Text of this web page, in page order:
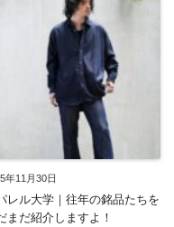
年11月30日
レル大学｜往年の銘品たちを
まだ紹介しますよ！